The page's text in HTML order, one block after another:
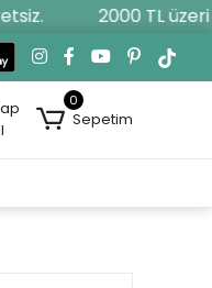
2000 TL üzeri
0
Sepetim